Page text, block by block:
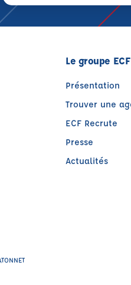
Le groupe ECF
Présentation
Trouver une
ECF Recrute
Presse
Actualités